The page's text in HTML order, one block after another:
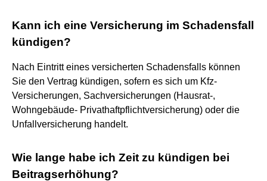
Kann ich eine Versicherung im Schadensfall
kündigen?
Nach Eintritt eines versicherten Schadensfalls können
Sie den Vertrag kündigen, sofern es sich um Kfz-
Versicherungen, Sachversicherungen (Hausrat-,
Wohngebäude- Privathaftpflichtversicherung) oder die
Unfallversicherung handelt.
Wie lange habe ich Zeit zu kündigen bei
Beitragserhöhung?